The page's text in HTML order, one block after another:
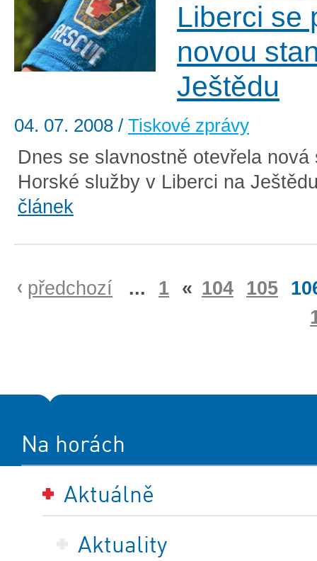
Liberci se
novou
Ještědu
04. 07. 2008 / Tiskové zprávy
Dnes se slavnostně otevřela nová
Horské služby v Liberci na
článek
předchozí ... 1 « 104 105
Na horách
Aktuálně
Aktuality